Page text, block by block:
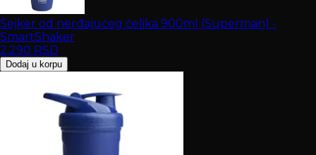
Šejker od nerđajućeg čelika 900ml (Superman) -
SmartShaker
2.290 RSD
Dodaj u korpu